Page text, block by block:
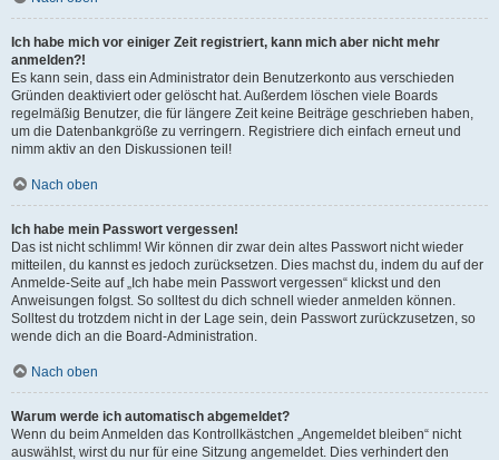
Ich habe mich vor einiger Zeit registriert, kann mich aber nicht mehr
anmelden?!
Es kann sein, dass ein Administrator dein Benutzerkonto aus verschieden
Gründen deaktiviert oder gelöscht hat. Außerdem löschen viele Boards
regelmäßig Benutzer, die für längere Zeit keine Beiträge geschrieben haben,
um die Datenbankgröße zu verringern. Registriere dich einfach erneut und
nimm aktiv an den Diskussionen teil!
Nach oben
Ich habe mein Passwort vergessen!
Das ist nicht schlimm! Wir können dir zwar dein altes Passwort nicht wieder
mitteilen, du kannst es jedoch zurücksetzen. Dies machst du, indem du auf der
Anmelde-Seite auf „Ich habe mein Passwort vergessen“ klickst und den
Anweisungen folgst. So solltest du dich schnell wieder anmelden können.
Solltest du trotzdem nicht in der Lage sein, dein Passwort zurückzusetzen, so
wende dich an die Board-Administration.
Nach oben
Warum werde ich automatisch abgemeldet?
Wenn du beim Anmelden das Kontrollkästchen „Angemeldet bleiben“ nicht
auswählst, wirst du nur für eine Sitzung angemeldet. Dies verhindert den